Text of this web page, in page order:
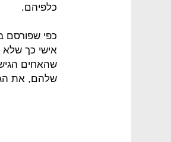
כלפיהם.
כפי שפורסם
אישי כך שלא
שהאחים
שלהם, את